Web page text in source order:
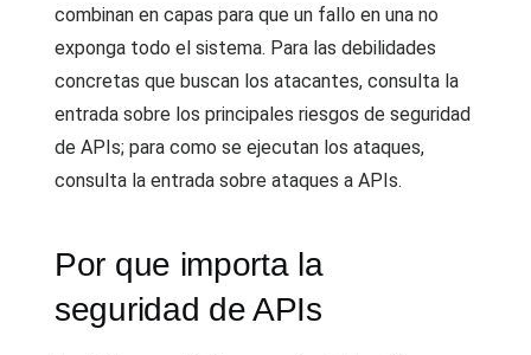
combinan en capas para que un fallo en una no
exponga todo el sistema. Para las debilidades
concretas que buscan los atacantes, consulta la
entrada sobre los principales riesgos de seguridad
de APIs; para como se ejecutan los ataques,
consulta la entrada sobre ataques a APIs.
Por que importa la
seguridad de APIs